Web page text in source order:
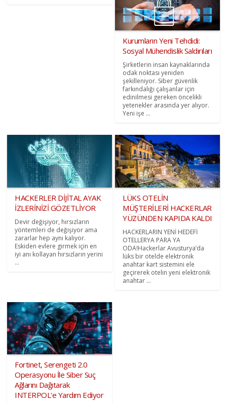
Kurumların Yeni Tehdidi:
Sosyal Mühendislik Saldırıları
Şirketlerin insan kaynaklarında
odak noktası yeniden
şekilleniyor. Siber güvenlik
farkındalığı çalışanlar için
edinilmesi gereken öncelikli
yetenekler arasında yer alıyor.
Yeni işe ...
HACKERLER DİJİTAL AYAK
İZLERİNİZİ GÖZETLİYOR
Devir değişiyor, hırsızların
yöntemleri de değişiyor ama
zararlar hep aynı kalıyor.
Eskiden evlere girmek için en
iyi anı kollayan hırsızların yerini
...
LÜKS OTELİN
MÜŞTERİLERİ HACKERLAR
YÜZÜNDEN KAPIDA KALDI
HACKERLARIN YENİ HEDEFİ
OTELLERYA PARA YA
ODA!Hackerlar Avusturya’da
lüks bir otelde elektronik
anahtar kart sistemini ele
geçirerek otelin yeni elektronik
anahtar ...
Fortinet, Serengeti 2.0
Operasyonu İle Siber Suç
Ağlarını Dağıtarak
INTERPOL'e Yardım Ediyor